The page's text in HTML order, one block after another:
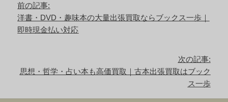
前の記事:
前
の
洋書・DVD・趣味本の大量出張買取ならブックス一歩｜
即時現金払い対応
次の記事:
次
思想・哲学・占い本も高価買取｜古本出張買取はブック
ス一歩